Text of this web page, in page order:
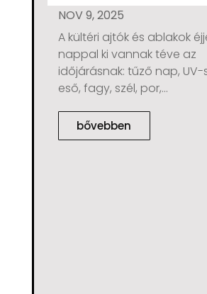
NOV 9, 2025
A kültéri ajtók és ablakok
nappal ki vannak téve az
időjárásnak: tűző nap, UV-
eső, fagy, szél, por,...
bővebben